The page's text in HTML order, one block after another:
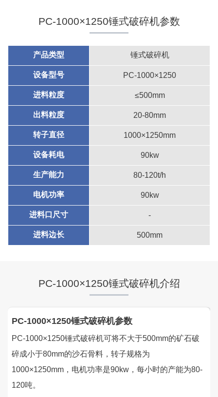
PC-1000×1250锤式破碎机参数
产品类型 锤式破碎机
设备型号 PC-1000×1250
进料粒度 ≤500mm
出料粒度 20-80mm
转子直径 1000×1250mm
设备耗电 90kw
生产能力 80-120t/h
电机功率 90kw
进料口尺寸 -
进料边长 500mm
PC-1000×1250锤式破碎机介绍
PC-1000×1250锤式破碎机参数
PC-1000×1250锤式破碎机可将不大于500mm的矿石破
碎成小于80mm的沙石骨料，转子规格为
1000×1250mm，电机功率是90kw，每小时的产能为80-
120吨。
湖北省中昇东浩荆门建材时产500-600吨机制砂项目
项目坐标
湖北省荆门市
设计产能
时产500-600吨
项目业主
中昇东浩荆门建材
生产原料